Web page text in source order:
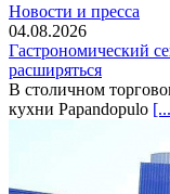
Новости и пресса
04.08.2026
Гастрономический
расширяться
В столичном
кухни Papandopulo